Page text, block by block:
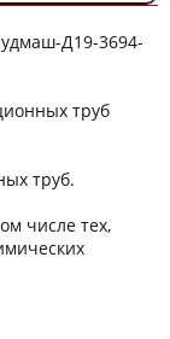
Д19-3694-
труб
труб.
числе тех,